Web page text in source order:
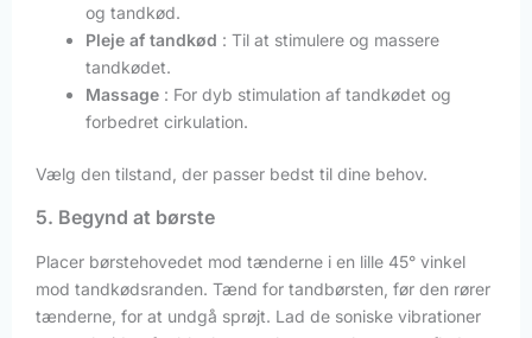
og tandkød.
Pleje af tandkød : Til at stimulere og massere
tandkødet.
Massage : For dyb stimulation af tandkødet og
forbedret cirkulation.
Vælg den tilstand, der passer bedst til dine behov.
5. Begynd at børste
Placer børstehovedet mod tænderne i en lille 45° vinkel
mod tandkødsranden. Tænd for tandbørsten, før den rører
tænderne, for at undgå sprøjt. Lad de soniske vibrationer